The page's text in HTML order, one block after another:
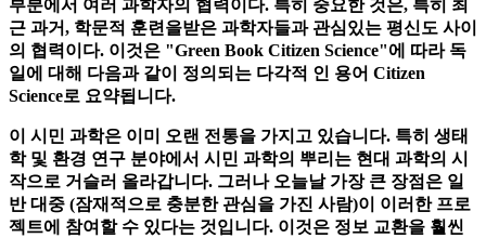
1.2 시민 과학-누구나 연구 할 수 있음
과학을 열고 또 다른 중요한 점은 다른 분야와 문제에 세계의
부분에서 여러 과학자의 협력이다. 특히 중요한 것은, 특히 최
근 과거, 학문적 훈련을받은 과학자들과 관심있는 평신도 사이
일에 대해 다음과 같이 정의되는 다각적 인 용어 Citizen
Science로 요약됩니다.
이 시민 과학은 이미 오랜 전통을 가지고 있습니다. 특히 생태
학 및 환경 연구 분야에서 시민 과학의 뿌리는 현대 과학의 시